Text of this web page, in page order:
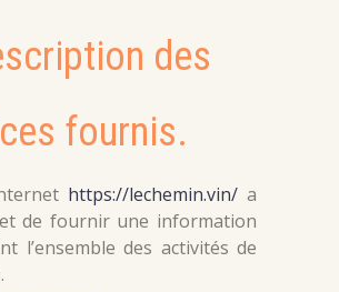
des
fournis.
https://lechemin.vin/ a
de fournir une information
l’ensemble des activités de